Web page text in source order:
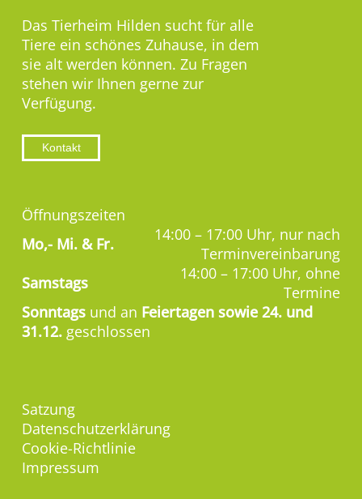
Das Tierheim Hilden sucht für alle
Tiere ein schönes Zuhause, in dem
sie alt werden können. Zu Fragen
stehen wir Ihnen gerne zur
Verfügung.
Kontakt
Öffnungszeiten
Mo,- Mi. & Fr.
14:00 – 17:00 Uhr, nur nach
Terminvereinbarung
Samstags
14:00 – 17:00 Uhr, ohne
Termine
Sonntags und an Feiertagen sowie 24. und
31.12. geschlossen
Satzung
Datenschutzerklärung
Cookie-Richtlinie
Impressum